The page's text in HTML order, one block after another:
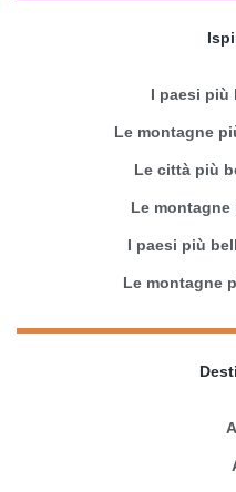
I paesi più
Le montagne
Le città più
Le montagne
I paesi più
Le montagne